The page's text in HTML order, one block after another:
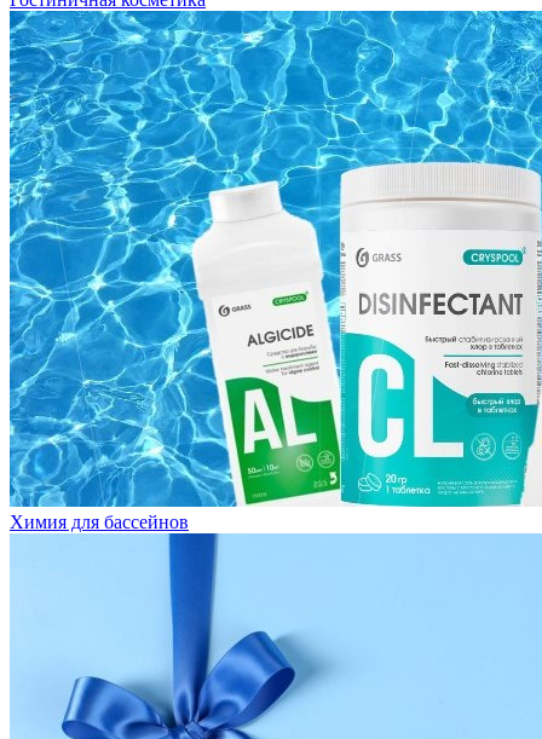
Химия для бассейнов